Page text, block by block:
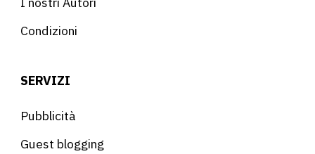
Condizioni
SERVIZI
Pubblicità
Guest blogging